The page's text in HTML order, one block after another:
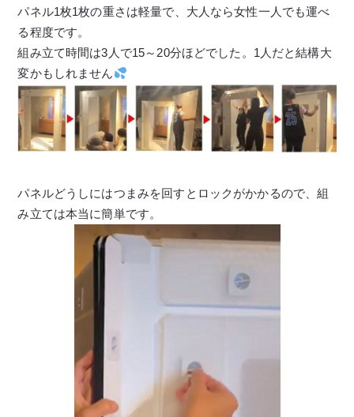
パネル1枚1枚の重さは軽量で、大人なら女性一人でも運べ
る程度です。
組み立て時間は3人で15～20分ほどでした。1人だと結構大
変かもしれません
パネルどうしにはつまみを回すとロックがかかるので、組
み立ては本当に簡単です。